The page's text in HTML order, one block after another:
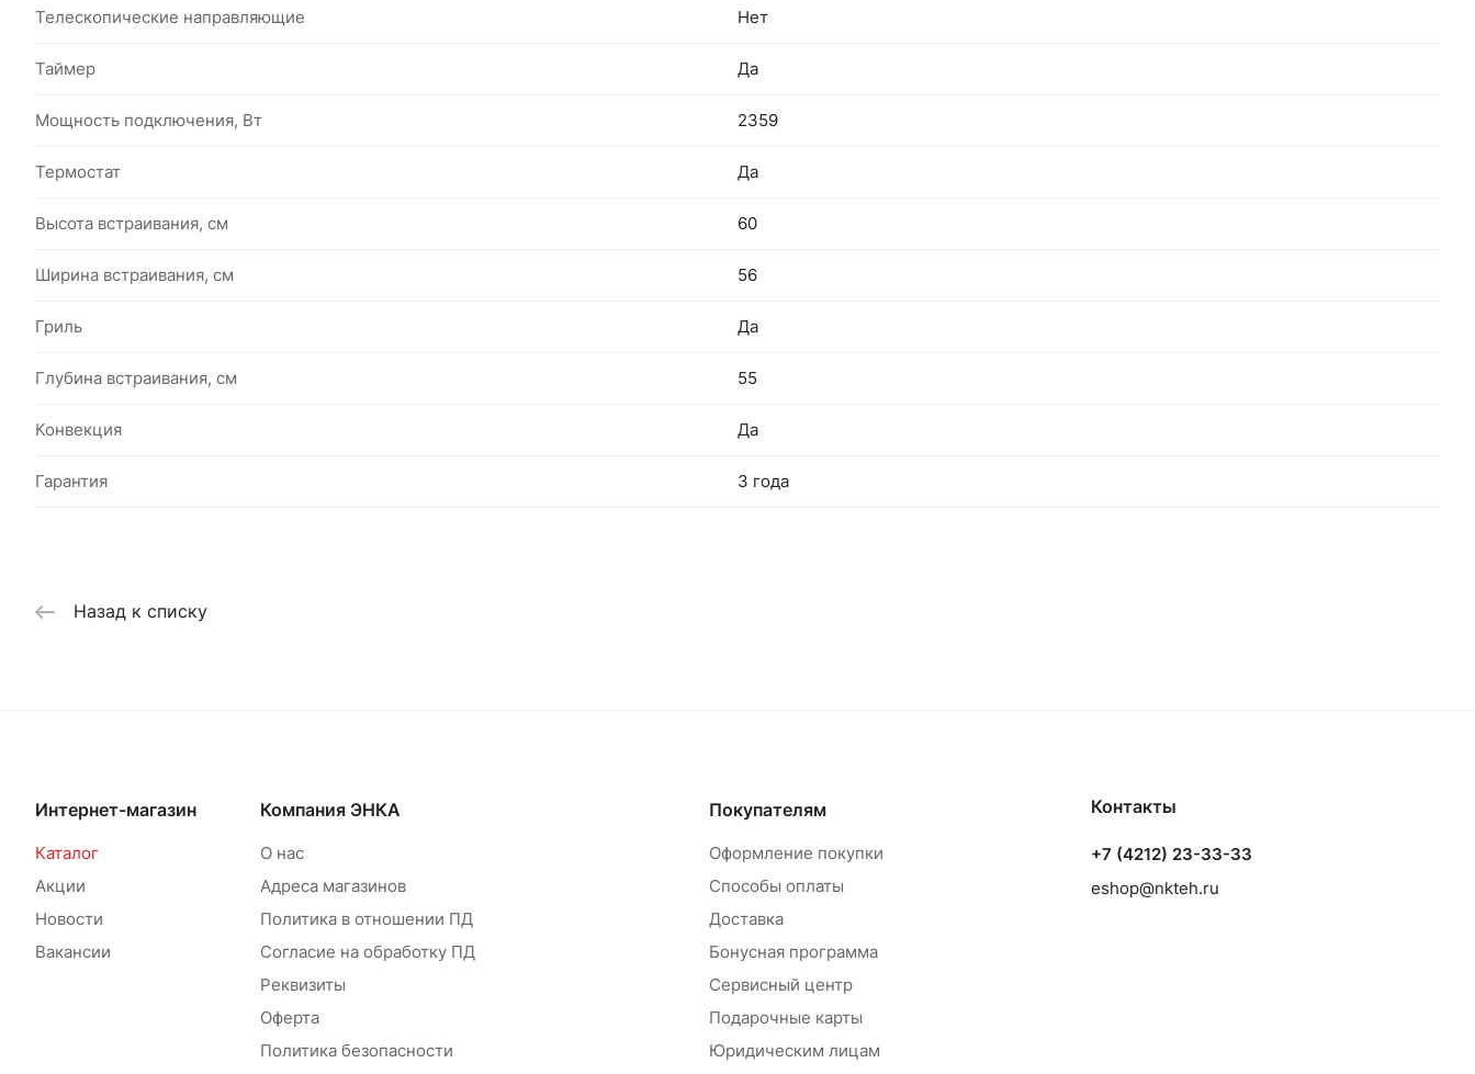
Телескопические направляющие Нет
Таймер Да
Мощность подключения, Вт 2359
Термостат Да
Высота встраивания, см 60
Ширина встраивания, см 56
Гриль Да
Глубина встраивания, см 55
Конвекция Да
Гарантия 3 года
Назад к списку
Интернет-магазин
Каталог
Акции
Новости
Вакансии
Компания ЭНКА
О нас
Адреса магазинов
Политика в отношении ПД
Согласие на обработку ПД
Реквизиты
Оферта
Политика безопасности
Покупателям
Оформление покупки
Способы оплаты
Доставка
Бонусная программа
Сервисный центр
Подарочные карты
Юридическим лицам
Контакты
+7 (4212) 23-33-33
eshop@nkteh.ru